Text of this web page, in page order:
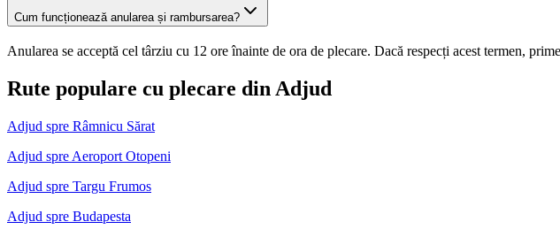
Cum funcționează anularea și rambursarea?
Anularea se acceptă cel târziu cu 12 ore înainte de ora de plecare. Dacă respecți acest termen,
Rute populare cu plecare din Adjud
Adjud spre Râmnicu Sărat
Adjud spre Aeroport Otopeni
Adjud spre Targu Frumos
Adjud spre Budapesta